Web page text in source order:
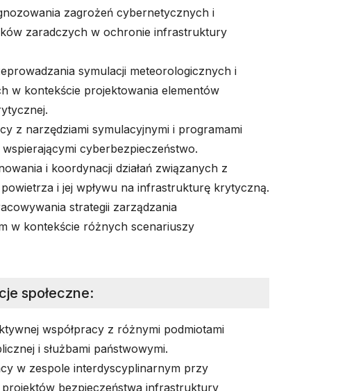
zagrożeń cybernetycznych i
zaradczych w ochronie infrastruktury
symulacji meteorologicznych i
w kontekście projektowania elementów
z narzędziami symulacyjnymi i programami
cyberbezpieczeństwo.
i koordynacji działań związanych z
i jej wpływu na infrastrukturę krytyczną.
strategii zarządzania
w kontekście różnych scenariuszy
społeczne:
współpracy z różnymi podmiotami
i służbami państwowymi.
w zespole interdyscyplinarnym przy
bezpieczeństwa infrastruktury